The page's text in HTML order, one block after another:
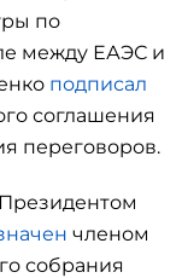
по
между ЕАЭС и
подписал
соглашения
переговоров.
членом
собрания